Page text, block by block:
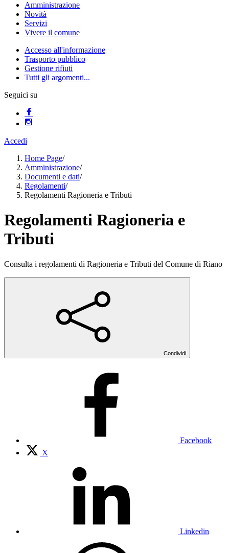
Amministrazione
Novità
Servizi
Vivere il comune
Accesso all'informazione
Trasporto pubblico
Gestione rifiuti
Tutti gli argomenti...
Seguici su
Accedi
Home Page/
Amministrazione/
Documenti e dati/
Regolamenti/
Regolamenti Ragioneria e Tributi
Regolamenti Ragioneria e
Tributi
Consulta i regolamenti di Ragioneria e Tributi del Comune di Riano
Condividi
Facebook
X
Linkedin